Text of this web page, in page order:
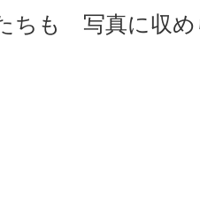
ちも 写真に収